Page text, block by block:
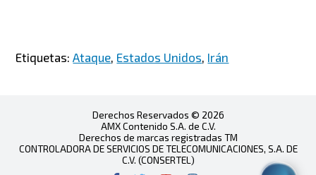
Etiquetas:Ataque Estados Unidos Irán
Derechos Reservados © 2026
AMX Contenido S.A. de C.V.
Derechos de marcas registradas TM
CONTROLADORA DE SERVICIOS DE TELECOMUNICACIONES, S.A. DE
C.V. (CONSERTEL)